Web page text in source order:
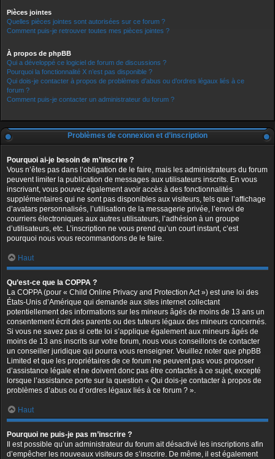
Pièces jointes
Quelles pièces jointes sont autorisées sur ce forum ?
Comment puis-je retrouver toutes mes pièces jointes ?
À propos de phpBB
Qui a développé ce logiciel de forum de discussions ?
Pourquoi la fonctionnalité X n’est pas disponible ?
Qui dois-je contacter à propos de problèmes d’abus ou d’ordres légaux liés à ce
forum ?
Comment puis-je contacter un administrateur du forum ?
Problèmes de connexion et d’inscription
Pourquoi ai-je besoin de m’inscrire ?
Vous n’êtes pas dans l’obligation de le faire, mais les administrateurs du forum
peuvent limiter la publication de messages aux utilisateurs inscrits. En vous
inscrivant, vous pouvez également avoir accès à des fonctionnalités
supplémentaires qui ne sont pas disponibles aux visiteurs, tels que l’affichage
d’avatars personnalisés, l’utilisation de la messagerie privée, l’envoi de
courriers électroniques aux autres utilisateurs, l’adhésion à un groupe
d’utilisateurs, etc. L’inscription ne vous prend qu’un court instant, c’est
pourquoi nous vous recommandons de le faire.
Haut
Qu’est-ce que la COPPA ?
La COPPA (pour « Child Online Privacy and Protection Act ») est une loi des
États-Unis d’Amérique qui demande aux sites internet collectant
potentiellement des informations sur les mineurs âgés de moins de 13 ans un
consentement écrit des parents ou des tuteurs légaux des mineurs concernés.
Si vous ne savez pas si cette loi s’applique également aux mineurs âgés de
moins de 13 ans inscrits sur votre forum, nous vous conseillons de contacter
un conseiller juridique qui pourra vous renseigner. Veuillez noter que phpBB
Limited et que les propriétaires de ce forum ne peuvent pas vous proposer
d’assistance légale et ne doivent donc pas être contactés à ce sujet, excepté
lorsque l’assistance porte sur la question « Qui dois-je contacter à propos de
problèmes d’abus ou d’ordres légaux liés à ce forum ? ».
Haut
Pourquoi ne puis-je pas m’inscrire ?
Il est possible qu’un administrateur du forum ait désactivé les inscriptions afin
d’empêcher les nouveaux visiteurs de s’inscrire. De même, il est également